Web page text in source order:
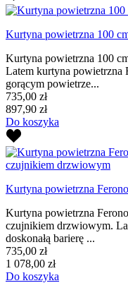
Kurtyna powietrzna 100
Kurtyna powietrzna 100
Latem kurtyna powietrzna
gorącym powietrze...
735,00 zł
897,90 zł
Do koszyka
Kurtyna powietrzna
Kurtyna powietrzna
czujnikiem drzwiowym.
doskonałą barierę ...
735,00 zł
1 078,00 zł
Do koszyka